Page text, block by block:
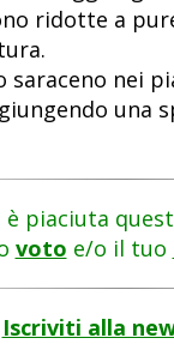
ridotte a
saraceno nei
una
è piaciuta
voto e/o il tuo
Iscriviti alla